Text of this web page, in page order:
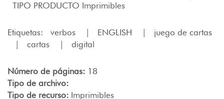
TIPO PRODUCTO Imprimibles
Etiquetas: verbos | ENGLISH |
juego de cartas
|
cartas | digital
Número de páginas: 18
Tipo de archivo:
Tipo de recurso: Imprimibles